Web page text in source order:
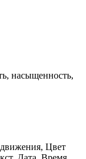
насыщенность,
Цвет